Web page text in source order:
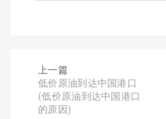
上一篇
低价原油到达中国港口
(低价原油到达中国港口
的原因)